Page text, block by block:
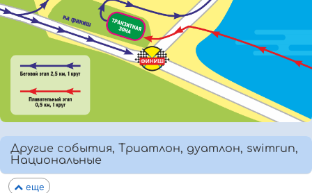
Другие события, Триатлон, дуатлон, swimrun,
Национальные
еще